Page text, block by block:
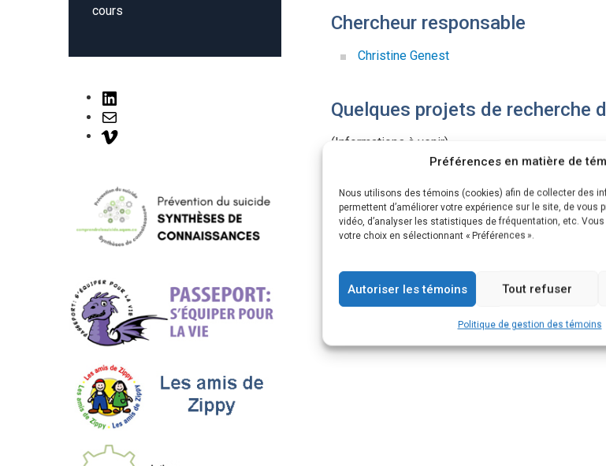
Préférences en matière de
Nous utilisons des témoins (cookies) afin de collecter des
permettent d’améliorer votre expérience sur le site, de vous
vidéo, d’analyser les statistiques de fréquentation, etc.
votre choix en sélectionnant « Préférences ».
Autoriser les témoins Tout refuser
Politique de gestion des témoins
cours
Chercheur responsable
Christine Genest
Quelques projets de recherche
(Informations à venir)
Projets associés à l'axe
have_posts() ) : $query_projet->the_post(); ?>
Axe 2 – Interventions pour prévenir le